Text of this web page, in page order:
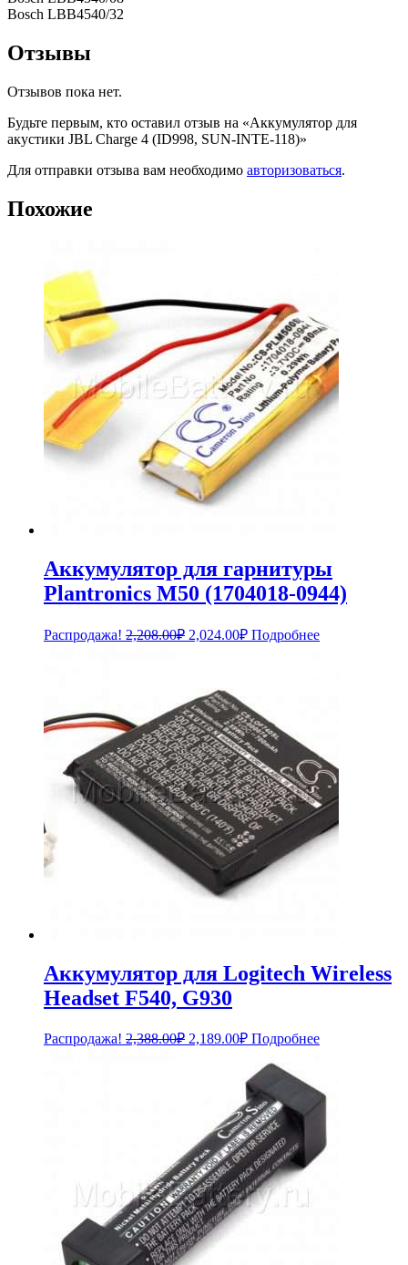
Bosch LBB4540/32
Отзывы
Отзывов пока нет.
Будьте первым, кто оставил отзыв на «Аккумулятор для
акустики JBL Charge 4 (ID998, SUN-INTE-118)»
Для отправки отзыва вам необходимо авторизоваться.
Похожие
Аккумулятор для гарнитуры
Plantronics M50 (1704018-0944)
Распродажа! 2,208.00₽ Первоначальная
2,024.00₽Текущая
цена:
Подробнее
Аккумулятор для Logitech Wireless
Headset F540, G930
Распродажа! 2,388.00₽ Первоначальная
2,388.00₽.
2,189.00₽Текущая
2,189.00₽.
Подробнее